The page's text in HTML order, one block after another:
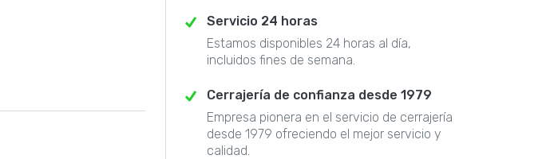
Servicio 24 horas
Estamos disponibles 24 horas al día,
incluidos fines de semana.
Cerrajería de confianza desde 1979
Empresa pionera en el servicio de cerrajería
desde 1979 ofreciendo el mejor servicio y
calidad.